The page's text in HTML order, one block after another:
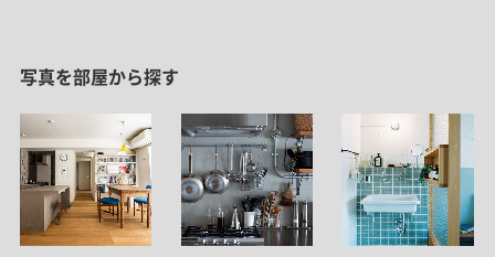
写真を部屋から探す